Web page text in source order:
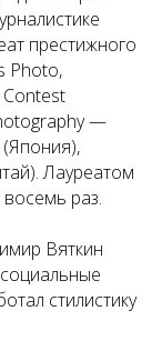
престижного
Photo,
—
Лауреатом
раз.
Вяткин
стилистику